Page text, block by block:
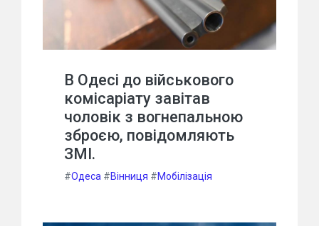
В Одесі до військового
комісаріату завітав
чоловік з вогнепальною
зброєю, повідомляють
ЗМІ.
#Одеса #Вінниця #Мобілізація